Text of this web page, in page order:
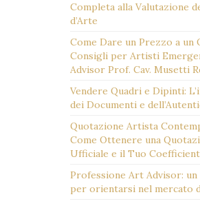
Completa alla Valutazione
d’Arte
Come Dare un Prezzo a un
Consigli per Artisti
Advisor Prof. Cav. Musetti
Vendere Quadri e Dipinti:
dei Documenti e
Quotazione Artista
Come Ottenere una
Ufficiale e il Tuo
Professione Art Advisor: un
per orientarsi nel mercato